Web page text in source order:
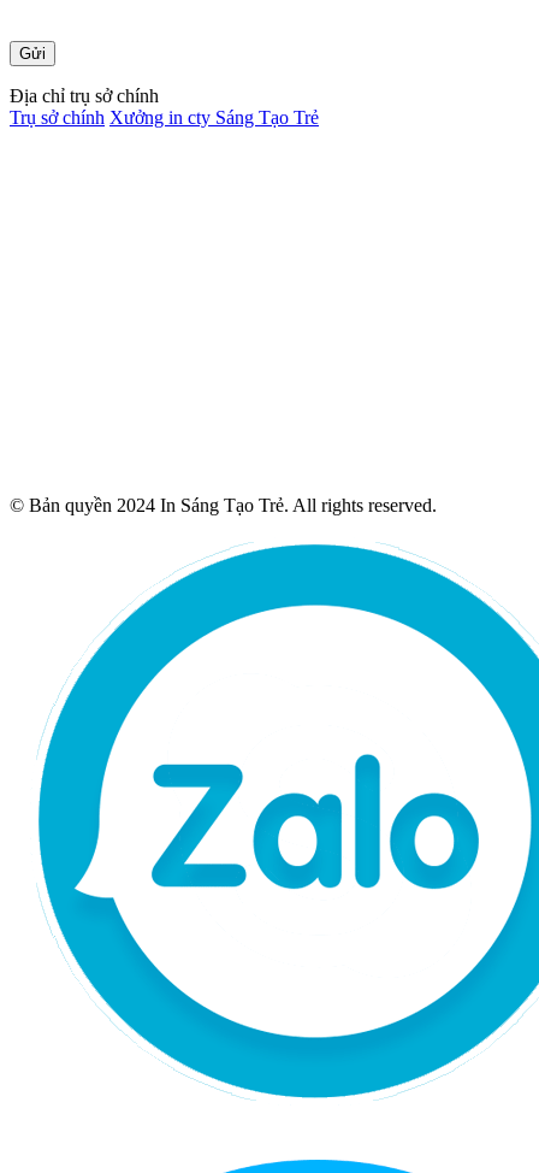
Địa chỉ trụ sở chính
Trụ sở chính Xưởng in cty Sáng Tạo Trẻ
© Bản quyền 2024 In Sáng Tạo Trẻ. All rights reserved.